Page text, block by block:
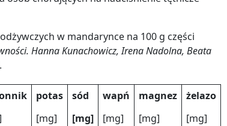
w mandarynce na 100 g części
Hanna Kunachowicz, Irena Nadolna, Beata
potas
[mg]
sód
[mg]
wapń
[mg]
magnez
[mg]
żelazo
[mg]